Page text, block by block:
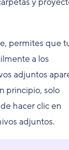
permites que
a los
adjuntos
principio, solo
hacer clic en
adjuntos.